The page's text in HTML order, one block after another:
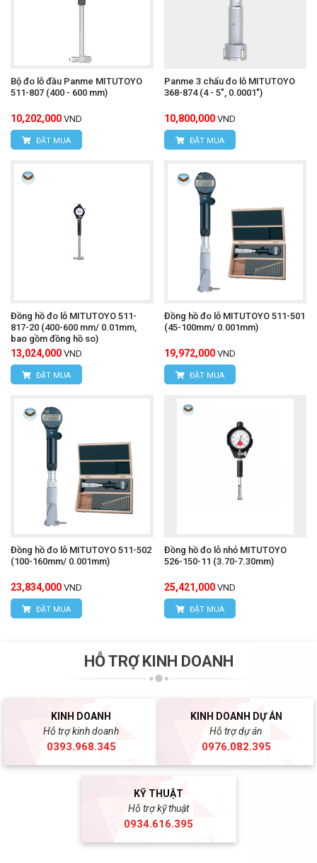
Bộ đo lỗ đầu Panme MITUTOYO
511-807 (400 - 600 mm)
10,202,000 VND
ĐẶT MUA
Panme 3 chấu đo lỗ MITUTOYO
368-874 (4 - 5", 0.0001")
10,800,000 VND
ĐẶT MUA
Đồng hồ đo lỗ MITUTOYO 511-
817-20 (400-600 mm/ 0.01mm,
bao gồm đồng hồ so)
13,024,000 VND
ĐẶT MUA
Đồng hồ đo lỗ MITUTOYO 511-501
(45-100mm/ 0.001mm)
19,972,000 VND
ĐẶT MUA
Đồng hồ đo lỗ MITUTOYO 511-502
(100-160mm/ 0.001mm)
23,834,000 VND
ĐẶT MUA
Đồng hồ đo lỗ nhỏ MITUTOYO
526-150-11 (3.70-7.30mm)
25,421,000 VND
ĐẶT MUA
HỖ TRỢ KINH DOANH
KINH DOANH
Hỗ trợ kinh doanh
0393.968.345
KINH DOANH DỰ ÁN
Hỗ trợ dự án
0976.082.395
KỸ THUẬT
Hỗ trợ kỹ thuật
0934.616.395